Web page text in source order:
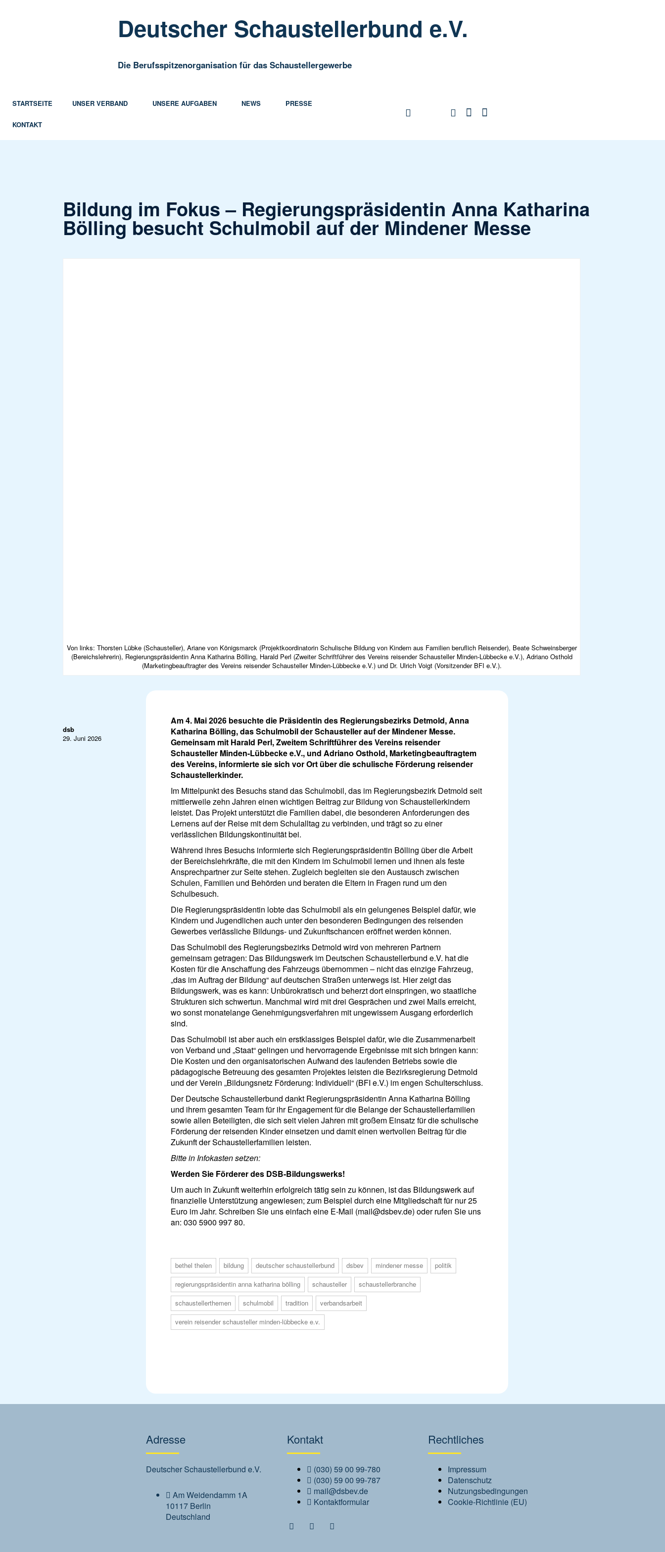
Deutscher Schaustellerbund e.V.
Die Berufsspitzenorganisation für das Schaustellergewerbe
STARTSEITE UNSER VERBAND UNSERE AUFGABEN NEWS PRESSE
KONTAKT
Bildung im Fokus – Regierungspräsidentin Anna Katharina
Bölling besucht Schulmobil auf der Mindener Messe
Von links: Thorsten Lübke (Schausteller), Ariane von Königsmarck (Projektkoordinatorin Schulische Bildung von Kindern aus Familien beruflich Reisender), Beate Schweinsberger
(Bereichslehrerin), Regierungspräsidentin Anna Katharina Bölling, Harald Perl (Zweiter Schriftführer des Vereins reisender Schausteller Minden-Lübbecke e.V.), Adriano Osthold
(Marketingbeauftragter des Vereins reisender Schausteller Minden-Lübbecke e.V.) und Dr. Ulrich Voigt (Vorsitzender BFI e.V.).
dsb
29. Juni 2026
Am 4. Mai 2026 besuchte die Präsidentin des Regierungsbezirks Detmold, Anna
Katharina Bölling, das Schulmobil der Schausteller auf der Mindener Messe.
Gemeinsam mit Harald Perl, Zweitem Schriftführer des Vereins reisender
Schausteller Minden-Lübbecke e.V., und Adriano Osthold, Marketingbeauftragtem
des Vereins, informierte sie sich vor Ort über die schulische Förderung reisender
Schaustellerkinder.
Im Mittelpunkt des Besuchs stand das Schulmobil, das im Regierungsbezirk Detmold seit
mittlerweile zehn Jahren einen wichtigen Beitrag zur Bildung von Schaustellerkindern
leistet. Das Projekt unterstützt die Familien dabei, die besonderen Anforderungen des
Lernens auf der Reise mit dem Schulalltag zu verbinden, und trägt so zu einer
verlässlichen Bildungskontinuität bei.
Während ihres Besuchs informierte sich Regierungspräsidentin Bölling über die Arbeit
der Bereichslehrkräfte, die mit den Kindern im Schulmobil lernen und ihnen als feste
Ansprechpartner zur Seite stehen. Zugleich begleiten sie den Austausch zwischen
Schulen, Familien und Behörden und beraten die Eltern in Fragen rund um den
Schulbesuch.
Die Regierungspräsidentin lobte das Schulmobil als ein gelungenes Beispiel dafür, wie
Kindern und Jugendlichen auch unter den besonderen Bedingungen des reisenden
Gewerbes verlässliche Bildungs- und Zukunftschancen eröffnet werden können.
Das Schulmobil des Regierungsbezirks Detmold wird von mehreren Partnern
gemeinsam getragen: Das Bildungswerk im Deutschen Schaustellerbund e.V. hat die
Kosten für die Anschaffung des Fahrzeugs übernommen – nicht das einzige Fahrzeug,
„das im Auftrag der Bildung“ auf deutschen Straßen unterwegs ist. Hier zeigt das
Bildungswerk, was es kann: Unbürokratisch und beherzt dort einspringen, wo staatliche
Strukturen sich schwertun. Manchmal wird mit drei Gesprächen und zwei Mails erreicht,
wo sonst monatelange Genehmigungsverfahren mit ungewissem Ausgang erforderlich
sind.
Das Schulmobil ist aber auch ein erstklassiges Beispiel dafür, wie die Zusammenarbeit
von Verband und „Staat“ gelingen und hervorragende Ergebnisse mit sich bringen kann:
Die Kosten und den organisatorischen Aufwand des laufenden Betriebs sowie die
pädagogische Betreuung des gesamten Projektes leisten die Bezirksregierung Detmold
und der Verein „Bildungsnetz Förderung: Individuell“ (BFI e.V.) im engen Schulterschluss.
Der Deutsche Schaustellerbund dankt Regierungspräsidentin Anna Katharina Bölling
und ihrem gesamten Team für ihr Engagement für die Belange der Schaustellerfamilien
sowie allen Beteiligten, die sich seit vielen Jahren mit großem Einsatz für die schulische
Förderung der reisenden Kinder einsetzen und damit einen wertvollen Beitrag für die
Zukunft der Schaustellerfamilien leisten.
Bitte in Infokasten setzen:
Werden Sie Förderer des DSB-Bildungswerks!
Um auch in Zukunft weiterhin erfolgreich tätig sein zu können, ist das Bildungswerk auf
finanzielle Unterstützung angewiesen; zum Beispiel durch eine Mitgliedschaft für nur 25
Euro im Jahr. Schreiben Sie uns einfach eine E-Mail (mail@dsbev.de) oder rufen Sie uns
an: 030 5900 997 80.
bethel thelen bildung deutscher schaustellerbund dsbev mindener messe
politik
regierungspräsidentin anna katharina bölling
schausteller
schaustellerbranche
schaustellerthemen
schulmobil tradition
verbandsarbeit
verein reisender schausteller minden-lübbecke e.v.
Adresse
Deutscher Schaustellerbund e.V.
Am Weidendamm 1A
10117 Berlin
Deutschland
Kontakt
(030) 59 00 99-780
(030) 59 00 99-787
mail@dsbev.de
Kontaktformular
Rechtliches
Impressum
Datenschutz
Nutzungsbedingungen
Cookie-Richtlinie (EU)